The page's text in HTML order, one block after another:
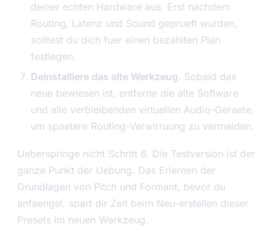
deiner echten Hardware aus. Erst nachdem
Routing, Latenz und Sound geprueft wurden,
solltest du dich fuer einen bezahlten Plan
festlegen.
Deinstalliere das alte Werkzeug. Sobald das
neue bewiesen ist, entferne die alte Software
und alle verbleibenden virtuellen Audio-Geraete,
um spaetere Routing-Verwirruung zu vermeiden.
Ueberspringe nicht Schritt 6. Die Testversion ist der
ganze Punkt der Uebung. Das Erlernen der
Grundlagen von Pitch und Formant, bevor du
anfaengst, spart dir Zeit beim Neu-erstellen dieser
Presets im neuen Werkzeug.